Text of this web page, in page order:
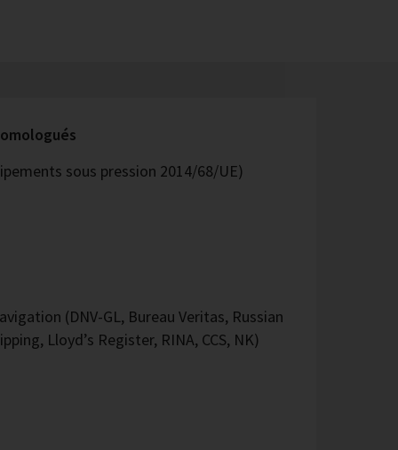
sous pression 2014/68/UE)
(DNV-GL, Bureau Veritas, Russian
Lloyd’s Register, RINA, CCS, NK)